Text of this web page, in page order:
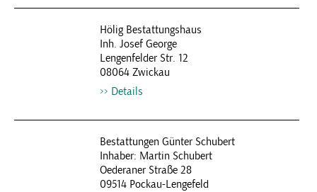
Hölig Bestattungshaus
Inh. Josef George
Lengenfelder Str. 12
08064 Zwickau
Details
Bestattungen Günter Schubert
Inhaber: Martin Schubert
Oederaner Straße 28
09514 Pockau-Lengefeld